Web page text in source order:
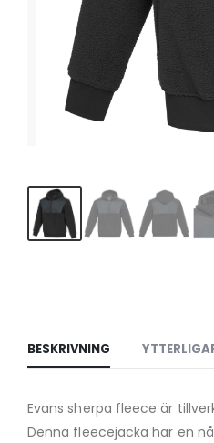
BESKRIVNING
Evans sherpa fleece är
Denna fleecejacka har en